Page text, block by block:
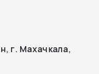
г. Махачкала,